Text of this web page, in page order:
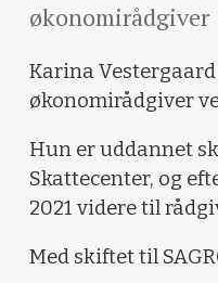
økonomirådgiver
Karina
økonomirådgiver
Hun er uddannet
Skattecenter, og
2021 videre til
Med skiftet til